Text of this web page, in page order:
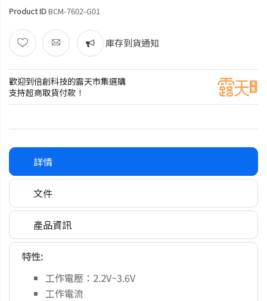
Product IDBCM-7602-G01
庫存到貨通知
歡迎到倍創科技的露天市集選購
支持超商取貨付款！
詳情
文件
產品資訊
特性:
工作電壓：2.2V~3.6V
工作電流